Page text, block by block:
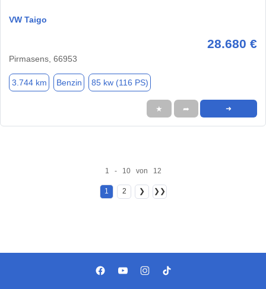
VW Taigo
28.680 €
Pirmasens, 66953
3.744 km Benzin 85 kw (116 PS)
★ ➦ ➜
1 - 10 von 12
1 2 ❯ ❯❯